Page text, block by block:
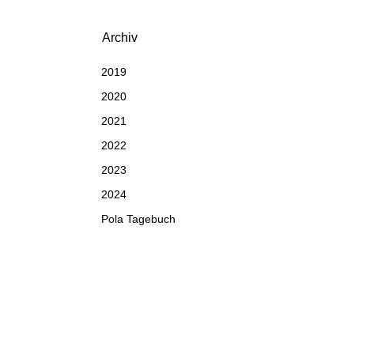
Archiv
2019
2020
2021
2022
2023
2024
Pola Tagebuch